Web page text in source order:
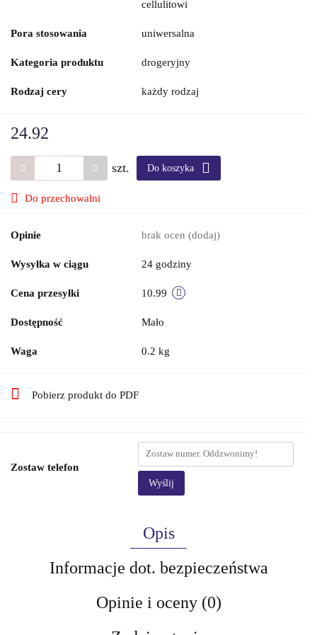
cellulitowi
Pora stosowania uniwersalna
Kategoria produktu drogeryjny
Rodzaj cery każdy rodzaj
24.92
szt. Do koszyka
Do przechowalni
Opinie brak ocen (dodaj)
Wysyłka w ciągu 24 godziny
Cena przesyłki 10.99
Dostępność Mało
Waga 0.2 kg
Pobierz produkt do PDF
Zostaw telefon
Wyślij
Opis
Informacje dot. bezpieczeństwa
Opinie i oceny (0)